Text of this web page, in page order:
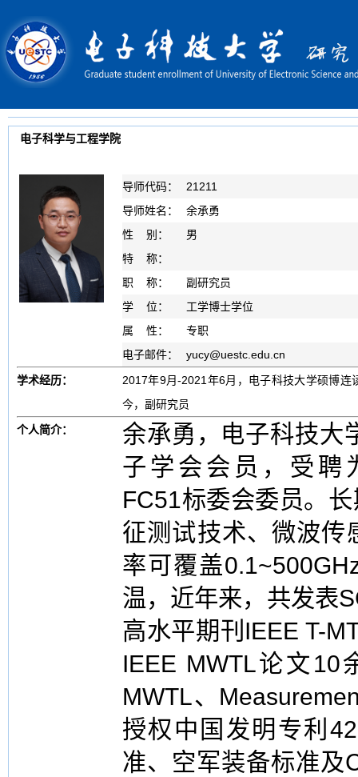
电子科学与工程学院
导师代码：
21211
导师姓名：
余承勇
性 别：
男
特 称：
职 称：
副研究员
学 位：
工学博士学位
属 性：
专职
电子邮件：
yucy@uestc.edu.cn
学术经历：
2017年9月-2021年6月，电子科技大学硕博
今，副研究员
个人简介：
余承勇，电子科技大
子学会会员，受聘
FC51标委会委员。
征测试技术、微波传
率可覆盖
温，近年来，共发表
高水平期刊IEEE T-
IEEE MWTL论文10
MWTL、
授权中国发明专利
准、空军装备标准及